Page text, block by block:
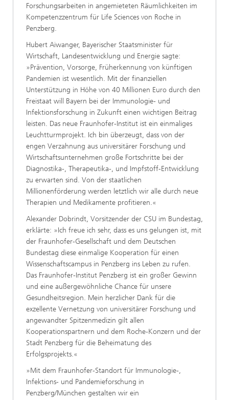
Forschungsarbeiten in angemieteten Räumlichkeiten im
Kompetenzzentrum für Life Sciences von Roche in
Penzberg.
Hubert Aiwanger, Bayerischer Staatsminister für
Wirtschaft, Landesentwicklung und Energie sagte:
»Prävention, Vorsorge, Früherkennung von künftigen
Pandemien ist wesentlich. Mit der finanziellen
Unterstützung in Höhe von 40 Millionen Euro durch den
Freistaat will Bayern bei der Immunologie- und
Infektionsforschung in Zukunft einen wichtigen Beitrag
leisten. Das neue Fraunhofer-Institut ist ein einmaliges
Leuchtturmprojekt. Ich bin überzeugt, dass von der
engen Verzahnung aus universitärer Forschung und
Wirtschaftsunternehmen große Fortschritte bei der
Diagnostika-, Therapeutika-, und Impfstoff-Entwicklung
zu erwarten sind. Von der staatlichen
Millionenförderung werden letztlich wir alle durch neue
Therapien und Medikamente profitieren.«
Alexander Dobrindt, Vorsitzender der CSU im Bundestag,
erklärte: »Ich freue ich sehr, dass es uns gelungen ist, mit
der Fraunhofer-Gesellschaft und dem Deutschen
Bundestag diese einmalige Kooperation für einen
Wissenschaftscampus in Penzberg ins Leben zu rufen.
Das Fraunhofer-Institut Penzberg ist ein großer Gewinn
und eine außergewöhnliche Chance für unsere
Gesundheitsregion. Mein herzlicher Dank für die
exzellente Vernetzung von universitärer Forschung und
angewandter Spitzenmedizin gilt allen
Kooperationspartnern und dem Roche-Konzern und der
Stadt Penzberg für die Beheimatung des
Erfolgsprojekts.«
»Mit dem Fraunhofer-Standort für Immunologie-,
Infektions- und Pandemieforschung in
Penzberg/München gestalten wir ein